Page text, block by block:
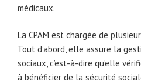
médicaux.
La CPAM est chargée de
Tout d’abord, elle assure la
sociaux, c’est-à-dire qu’elle
à bénéficier de la sécurité